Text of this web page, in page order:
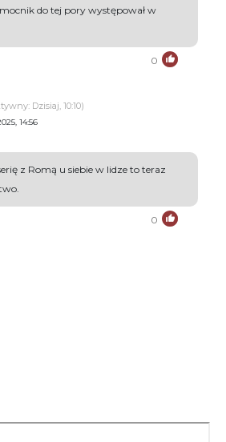
do tej pory występował w
0
Dzisiaj, 10:10)
14:56
z Romą u siebie w lidze to teraz
0